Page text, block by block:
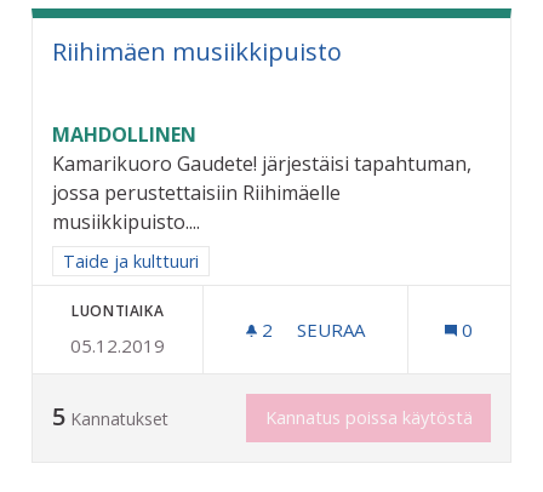
Riihimäen musiikkipuisto
MAHDOLLINEN
Kamarikuoro Gaudete! järjestäisi tapahtuman,
jossa perustettaisiin Riihimäelle
musiikkipuisto....
Rajaa tulokset aihepiirin mukaan: Taide ja kulttuuri
Taide ja kulttuuri
LUONTIAIKA
05.12.2019
2 2 SEURAAJAA
SEURAA 0
5 Kannatukset Kannatus poissa käytöstä